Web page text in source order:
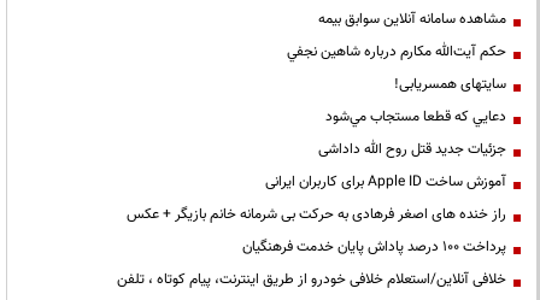
مشاهده سامانه آنلاين سوابق بیمه
حكم آيت‌الله مكارم درباره شاهين نجفي
سایتهای همسریابی!
دعايي كه قطعا مستجاب مي‌شود
جزئیات جدید قتل روح الله داداشی
آموزش ساخت Apple ID برای کاربران ایرانی
راز خنده های اصغر فرهادی به حرکت بی شرمانه خانم بازیگر + عکس
پرداخت ۱۰۰ درصد پاداش پایان خدمت فرهنگیان
خلافی آنلاین/استعلام خلافی خودرو از طریق اینترنت، پیام کوتاه ، تلفن